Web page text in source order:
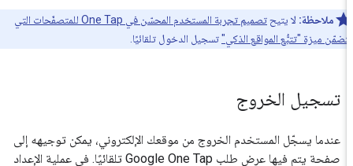
ملاحظة:لا يتيح
تصميم تجربة المستخدم المحسّن في One Tap للمتصفّحات التي
ميزة "تتبُّع المواقع الذكي" تسجيل الدخول تلقائيًا.
تسجيل الخروج
عندما يسجّل المستخدم الخروج من موقعك الإلكتروني، يمكن توجيهه إلى
صفحة يتم فيها عرض طلب Google One Tap تلقائيًا. في عملية الإعداد